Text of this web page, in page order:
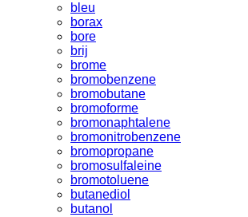
bleu
borax
bore
brij
brome
bromobenzene
bromobutane
bromoforme
bromonaphtalene
bromonitrobenzene
bromopropane
bromosulfaleine
bromotoluene
butanediol
butanol